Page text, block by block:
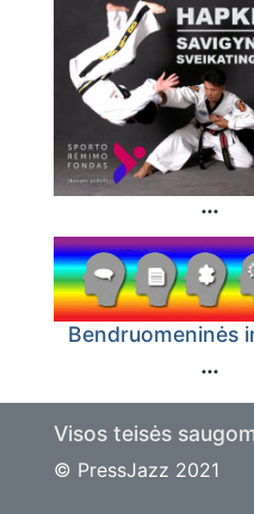
Bendruomeninės
Visos teisės
© PressJazz 2021